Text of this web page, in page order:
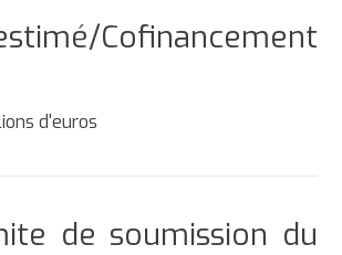
Cofinancement
d'euros
de soumission du